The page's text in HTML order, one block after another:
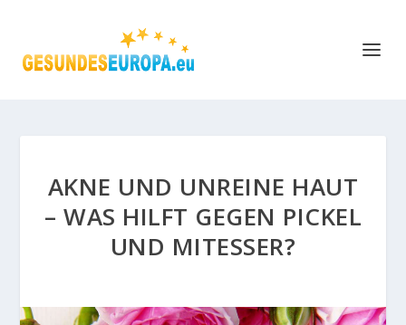
AKNE UND UNREINE HAUT
– WAS HILFT GEGEN PICKEL
UND MITESSER?